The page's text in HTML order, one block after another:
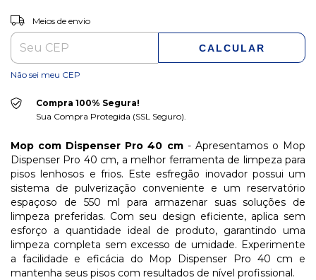
Entregas para o CEP:
Meios de envio
CALCULAR
Não sei meu CEP
Compra 100% Segura!
Sua Compra Protegida (SSL Seguro).
Mop com Dispenser Pro 40 cm- Apresentamos o Mop
Dispenser Pro 40 cm, a melhor ferramenta de limpeza para
pisos lenhosos e frios. Este esfregão inovador possui um
sistema de pulverização conveniente e um reservatório
espaçoso de 550 ml para armazenar suas soluções de
limpeza preferidas. Com seu design eficiente, aplica sem
esforço a quantidade ideal de produto, garantindo uma
limpeza completa sem excesso de umidade. Experimente
a facilidade e eficácia do Mop Dispenser Pro 40 cm e
mantenha seus pisos com resultados de nível profissional.